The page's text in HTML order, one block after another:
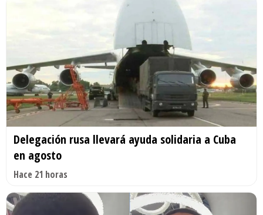
Delegación rusa llevará ayuda solidaria a Cuba
en agosto
Hace 21 horas